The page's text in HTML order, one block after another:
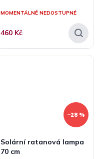
ůMOMENTÁLNĚ NEDOSTUPNÉ
460 Kč
–28 %
Solární ratanová lampa
70 cm